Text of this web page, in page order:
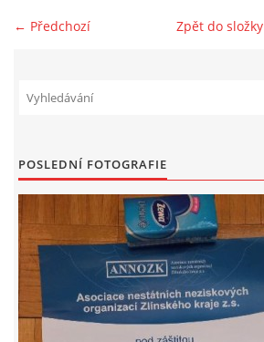
VIDEO
KONTAKTY
© 2026 eStránky.cz
← Předchozí Zpět do složky
POSLEDNÍ FOTOGRAFIE